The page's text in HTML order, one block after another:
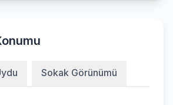
Sokak Görünümü